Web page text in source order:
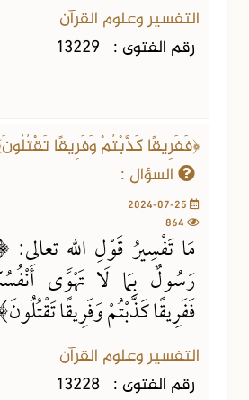
التفسير وعلوم القرآن
رقم الفتوى : 13229
﴿فَفَرِيقًا كَذَّبْتُمْ وَفَرِيقًا
السؤال :
مَا تَفْسِيرُ قَوْلِ اللهِ تعالى:
رَسُولٌ بِمَا لَا تَهْوَى
فَفَرِيقًا كَذَّبْتُمْ وَفَرِيقًا
التفسير وعلوم القرآن
رقم الفتوى : 13228